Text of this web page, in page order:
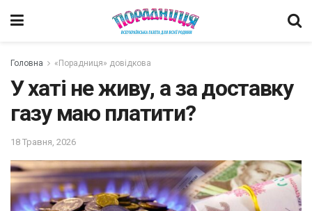
Головна «Порадниця» довідкова
У хаті не живу, а за доставку
газу маю платити?
18 Травня, 2026